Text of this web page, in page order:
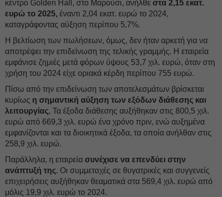
κέντρο Golden Hall, στο Μαρούσι, ανήλθε στα 2,15 εκατ.
ευρώ το 2025, έναντι 2,04 εκατ. ευρώ το 2024,
καταγράφοντας αύξηση περίπου 5,7%.
H βελτίωση των πωλήσεων, όμως, δεν ήταν αρκετή για να
αποτρέψει την επιδείνωση της τελικής γραμμής. Η εταιρεία
εμφάνισε ζημιές μετά φόρων ύψους 53,7 χιλ. ευρώ, όταν στη
χρήση του 2024 είχε οριακά κέρδη περίπου 755 ευρώ.
Πίσω από την επιδείνωση των αποτελεσμάτων βρίσκεται
κυρίως η σημαντική αύξηση των εξόδων διάθεσης και
λειτουργίας. Τα έξοδα διάθεσης αυξήθηκαν στις 800,5 χιλ.
ευρώ από 669,3 χιλ. ευρώ ένα χρόνο πριν, ενώ αυξημένα
εμφανίζονται και τα διοικητικά έξοδα, τα οποία ανήλθαν στις
258,9 χιλ. ευρώ.
Παράλληλα, η εταιρεία συνέχισε να επενδύει στην
ανάπτυξή της. Οι συμμετοχές σε θυγατρικές και συγγενείς
επιχειρήσεις αυξήθηκαν θεαματικά στα 569,4 χιλ. ευρώ από
μόλις 19,9 χιλ. ευρώ το 2024.